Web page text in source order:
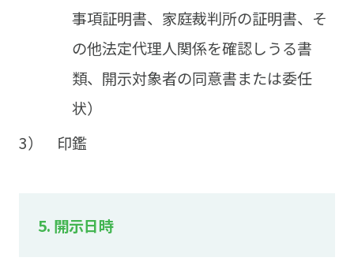
事項証明書、家庭裁判所の証明書、そ
の他法定代理人関係を確認しうる書
類、開示対象者の同意書または委任
状）
3）
印鑑
5. 開示日時